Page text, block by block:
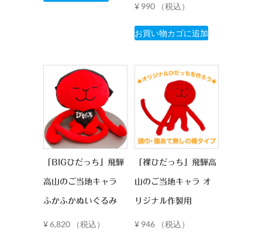
数
の
バ
リ
エ
ー
ン
¥ 990 （税込）
お買い物カゴに追加
「BIGひだっち」飛騨
高山のご当地キャラ
ふかふかぬいぐるみ
¥6,820 （税込）
「裸ひだっち」飛騨高
山のご当地キャラ オ
リジナル作製用
¥ 946 （税込）